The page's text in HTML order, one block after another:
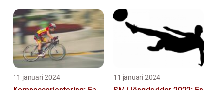
11 januari 2024 11 januari 2024